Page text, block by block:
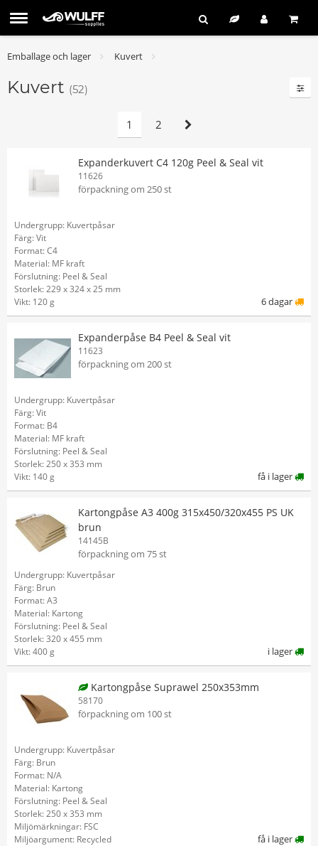
Emballage och lager Kuvert
Kuvert (52)
1 2
Expanderkuvert C4 120g Peel & Seal vit
11626
förpackning om 250 st
Undergrupp: Kuvertpåsar
Färg: Vit
Format: C4
Material: MF kraft
Förslutning: Peel & Seal
Storlek: 229 x 324 x 25 mm
Vikt: 120 g
6 dagar
Expanderpåse B4 Peel & Seal vit
11623
förpackning om 200 st
Undergrupp: Kuvertpåsar
Färg: Vit
Format: B4
Material: MF kraft
Förslutning: Peel & Seal
Storlek: 250 x 353 mm
Vikt: 140 g
få i lager
Kartongpåse A3 400g 315x450/320x455 PS UK
brun
14145B
förpackning om 75 st
Undergrupp: Kuvertpåsar
Färg: Brun
Format: A3
Material: Kartong
Förslutning: Peel & Seal
Storlek: 320 x 455 mm
Vikt: 400 g
i lager
Kartongpåse Suprawel 250x353mm
58170
förpackning om 100 st
Undergrupp: Kuvertpåsar
Färg: Brun
Format: N/A
Material: Kartong
Förslutning: Peel & Seal
Storlek: 250 x 353 mm
Miljömärkningar: FSC
Miljöargument: Recycled
få i lager